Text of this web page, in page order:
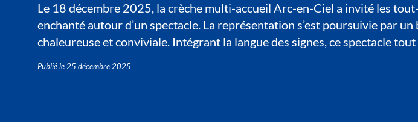
Le 18 décembre 2025, la crèche multi-accueil Arc-en-Ciel a invité les
enchanté autour d’un spectacle. La représentation s’est poursuivie par
chaleureuse et conviviale. Intégrant la langue des signes, ce spectacle
Publié le25 décembre 2025